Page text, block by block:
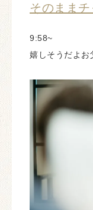
そのまま
9:58~
嬉しそうだよお